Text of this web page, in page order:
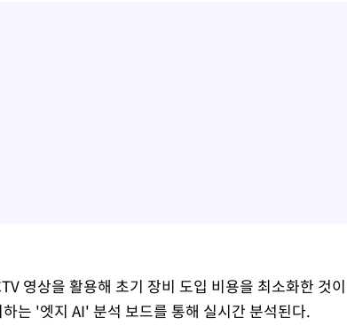
영상을 활용해 초기 장비 도입 비용을 최소화한 것
는 '엣지 AI' 분석 보드를 통해 실시간 분석된다.